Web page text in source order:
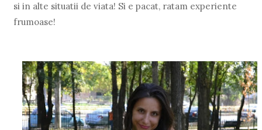
si in alte situatii de viata! Si e pacat, ratam experiente
frumoase!